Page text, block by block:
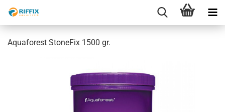
Aquaforest StoneFix 1500 gr.